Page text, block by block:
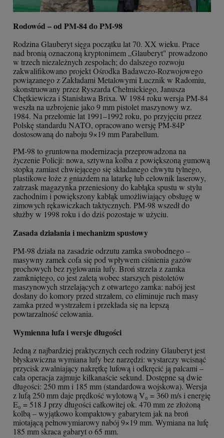
Rodowód – od PM-84 do PM-98
Rodzina Glauberyt sięga początku lat 70. XX wieku. Prace
nad bronią oznaczoną kryptonimem „Glauberyt" prowadzono
w trzech niezależnych zespołach; do dalszego rozwoju
zakwalifikowano projekt Ośrodka Badawczo-Rozwojowego
powiązanego z Zakładami Metalowymi Łucznik w Radomiu,
skonstruowany przez Ryszarda Chełmickiego, Janusza
Chętkiewicza i Stanisława Brixa. W 1984 roku wersja PM-84
weszła na uzbrojenie jako 9 mm pistolet maszynowy wz.
1984. Na przełomie lat 1991–1992 roku, po przyjęciu przez
Polskę standardu NATO, opracowano wersję PM-84P
dostosowaną do naboju 9×19 mm Parabellum.
PM-98 to gruntowna modernizacja przeprowadzona na
życzenie Policji: nowa, sztywna kolba z powiększoną gumową
stopką zamiast chwiejącego się składanego chwytu tylnego,
plastikowe łoże z gniazdem na latarkę lub celownik laserowy,
zatrzask magazynka przeniesiony do kabłąka spustu w stylu
zachodnim i powiększony kabłąk umożliwiający obsługę w
zimowych rękawiczkach taktycznych. PM-98 wszedł do
służby w 1998 roku i do dziś pozostaje w użyciu.
Zasada działania i mechanizm spustowy
PM-98 działa na zasadzie odrzutu zamka swobodnego –
masywny zamek cofa się pod wpływem ciśnienia gazów
prochowych bez ryglowania lufy. Broń strzela z zamka
zamkniętego, co jest zaletą wobec starszych pistoletów
maszynowych strzelających z otwartego zamka: nabój jest
dosłany do komory przed strzałem, co eliminuje ruch masy
zamka przed wystrzałem i przekłada się na lepszą
powtarzalność celowania.
Wymienna lufa i wersje długości
Jedną z najbardziej praktycznych cech rodziny Glauberyt jest
błyskawiczna wymiana lufy bez narzędzi: wystarczy wcisnąć
przycisk zwalniający nakrętkę lufową i odkręcić ją palcami –
cała operacja zajmuje kilkanaście sekund. Dostępne są dwie
długości: 250 mm i 185 mm (standardowa wojskowa). Wersja
z lufą 250 mm daje prędkość wylotową V₀ = 360 m/s i energię
E₀ = 518 J przy długości całkowitej ok. 470 mm ze złożoną
kolbą – wyjątkowo kompaktowy gabarytem jak na broń
miotającą pełnowymiarowy nabój 9×19 mm. Wymiana na lufę
185 mm skraca gabaryt o 65 mm.